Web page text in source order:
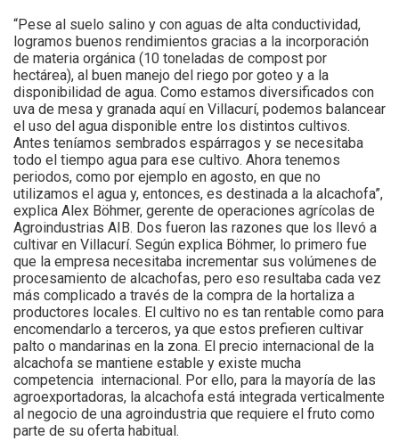
“Pese al suelo salino y con aguas de alta conductividad,
logramos buenos rendimientos gracias a la incorporación
de materia orgánica (10 toneladas de compost por
hectárea), al buen manejo del riego por goteo y a la
disponibilidad de agua. Como estamos diversificados con
uva de mesa y granada aquí en Villacurí, podemos balancear
el uso del agua disponible entre los distintos cultivos.
Antes teníamos sembrados espárragos y se necesitaba
todo el tiempo agua para ese cultivo. Ahora tenemos
periodos, como por ejemplo en agosto, en que no
utilizamos el agua y, entonces, es destinada a la alcachofa”,
explica Alex Böhmer, gerente de operaciones agrícolas de
Agroindustrias AIB. Dos fueron las razones que los llevó a
cultivar en Villacurí. Según explica Böhmer, lo primero fue
que la empresa necesitaba incrementar sus volúmenes de
procesamiento de alcachofas, pero eso resultaba cada vez
más complicado a través de la compra de la hortaliza a
productores locales. El cultivo no es tan rentable como para
encomendarlo a terceros, ya que estos prefieren cultivar
palto o mandarinas en la zona. El precio internacional de la
alcachofa se mantiene estable y existe mucha
competencia internacional. Por ello, para la mayoría de las
agroexportadoras, la alcachofa está integrada verticalmente
al negocio de una agroindustria que requiere el fruto como
parte de su oferta habitual.